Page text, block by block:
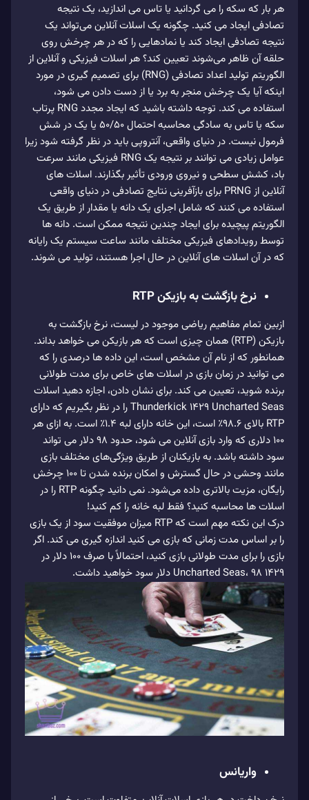
هر بار که سکه را می گردانید یا تاس می اندازید، یک نتیجه
تصادفی ایجاد می کنید. چگونه یک اسلات آنلاین می‌تواند یک
نتیجه تصادفی ایجاد کند یا نمادهایی را که در هر چرخش روی
حلقه آن ظاهر می‌شوند تعیین کند؟ هر اسلات فیزیکی و آنلاین از
الگوریتم تولید اعداد تصادفی (RNG) برای تصمیم گیری در مورد
اینکه آیا یک چرخش منجر به برد یا از دست دادن می شود،
استفاده می کند. توجه داشته باشید که ایجاد مجدد RNG پرتاب
سکه یا تاس به سادگی محاسبه احتمال 50/50 یا یک در شش
فرمول نیست. در دنیای واقعی، آنتروپی باید در نظر گرفته شود زیرا
عوامل زیادی می توانند بر نتیجه یک RNG فیزیکی مانند سرعت
باد، کشش سطحی و نیروی ورودی تأثیر بگذارند. اسلات های
آنلاین از PRNG برای بازآفرینی نتایج تصادفی در دنیای واقعی
استفاده می کنند که شامل اجرای یک دانه یا مقدار از طریق یک
الگوریتم پیچیده برای ایجاد چندین نتیجه ممکن است. دانه ها
توسط رویدادهای فیزیکی مختلف مانند ساعت سیستم یک رایانه
که در آن اسلات های آنلاین در حال اجرا هستند، تولید می شوند.
نرخ بازگشت به بازیکن RTP
ازبین تمام مفاهیم ریاضی موجود در لیست، نرخ بازگشت به
بازیکن (RTP) همان چیزی است که هر بازیکن می خواهد بداند.
همانطور که از نام آن مشخص است، این داده ها درصدی را که
می توانید در زمان بازی در اسلات های خاص برای مدت طولانی
برنده شوید، تعیین می کند. برای نشان دادن، اجازه دهید اسلات
Thunderkick 1429 Uncharted Seas را در نظر بگیریم که دارای
RTP بالای 98.6٪ است، این خانه دارای لبه 1.4٪ است. به ازای هر
100 دلاری که وارد بازی آنلاین می شود، حدود 98 دلار می تواند
سود داشته باشد. به بازیکنان از طریق ویژگی‌های مختلف بازی
مانند وحشی در حال گسترش و امکان برنده شدن تا ۱۰۰ چرخش
رایگان، مزیت بالاتری داده می‌شود. نمی دانید چگونه RTP را در
اسلات ها محاسبه کنید؟ فقط لبه خانه را کم کنید!
درک این نکته مهم است که RTP میزان موفقیت سود از یک بازی
را بر اساس مدت زمانی که بازی می کنید اندازه گیری می کند. اگر
بازی را برای مدت طولانی بازی کنید، احتمالاً با صرف 100 دلار در
1429 Uncharted Seas، 98 دلار سود خواهید داشت.
واریانس